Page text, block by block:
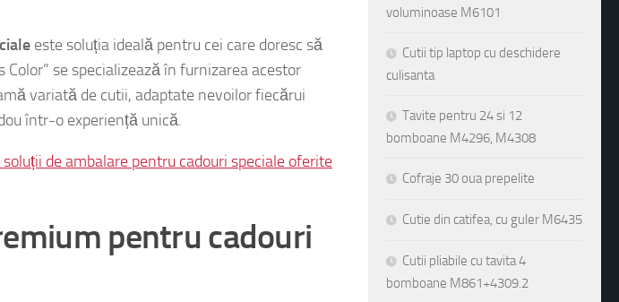
este soluția ideală pentru cei care doresc să
Color” se specializează în furnizarea acestor
variată de cutii, adaptate nevoilor fiecărui
într-o experiență unică.
de ambalare pentru cadouri speciale oferite
pentru cadouri
voluminoase M6101
Cutii tip laptop cu deschidere
culisanta
Tavite pentru 24 si 12
bomboane M4296, M4308
Cofraje 30 oua prepelite
Cutie din catifea, cu guler M6435
Cutii pliabile cu tavita 4
bomboane M861+4309.2